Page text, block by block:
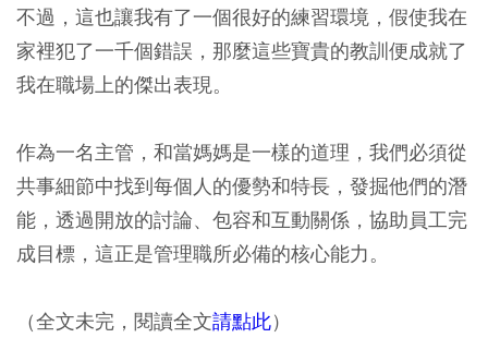
不過，這也讓我有了一個很好的練習環境，假使我在
家裡犯了一千個錯誤，那麼這些寶貴的教訓便成就了
我在職場上的傑出表現。
作為一名主管，和當媽媽是一樣的道理，我們必須從
共事細節中找到每個人的優勢和特長，發掘他們的潛
能，透過開放的討論、包容和互動關係，協助員工完
成目標，這正是管理職所必備的核心能力。
（全文未完，閱讀全文請點此）